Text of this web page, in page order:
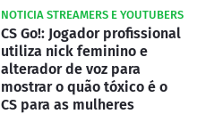
NOTICIA STREAMERS E YOUTUBERS
CS Go!: Jogador profissional
utiliza nick feminino e
alterador de voz para
mostrar o quão tóxico é o
CS para as mulheres